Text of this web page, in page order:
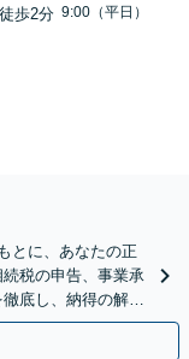
歩2分 9:00（平日）
とに、あなたの正
税の申告、事業承
底し、納得の解決
談可】